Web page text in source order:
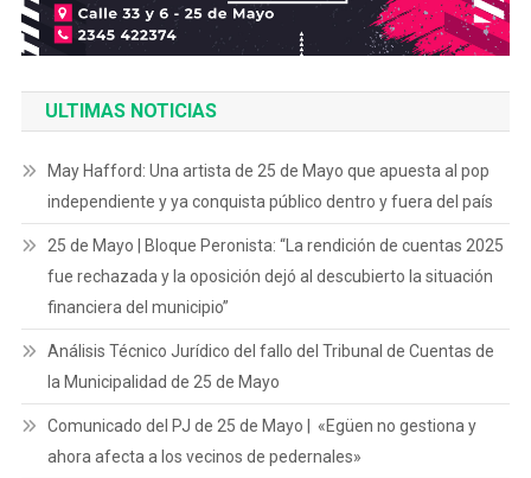
ULTIMAS NOTICIAS
May Hafford: Una artista de 25 de Mayo que apuesta al pop
independiente y ya conquista público dentro y fuera del país
25 de Mayo | Bloque Peronista: “La rendición de cuentas 2025
fue rechazada y la oposición dejó al descubierto la situación
financiera del municipio”
Análisis Técnico Jurídico del fallo del Tribunal de Cuentas de
la Municipalidad de 25 de Mayo
Comunicado del PJ de 25 de Mayo | «Egüen no gestiona y
ahora afecta a los vecinos de pedernales»